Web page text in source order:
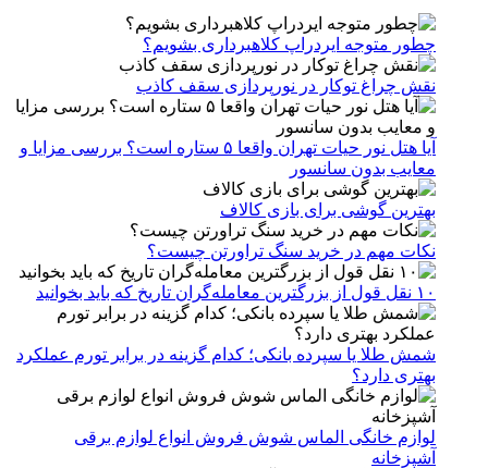
چطور متوجه ایردراپ کلاهبرداری بشویم؟
نقش چراغ توکار در نورپردازی سقف کاذب
آیا هتل نور حیات تهران واقعا ۵ ستاره است؟ بررسی مزایا و
معایب بدون سانسور
بهترین گوشی برای بازی کالاف
نکات مهم در خرید سنگ تراورتن چیست؟
۱۰ نقل قول از بزرگترین معامله‌گران تاریخ که باید بخوانید
شمش طلا یا سپرده بانکی؛ کدام گزینه در برابر تورم عملکرد
بهتری دارد؟
لوازم خانگی الماس شوش فروش انواع لوازم برقی
آشپزخانه